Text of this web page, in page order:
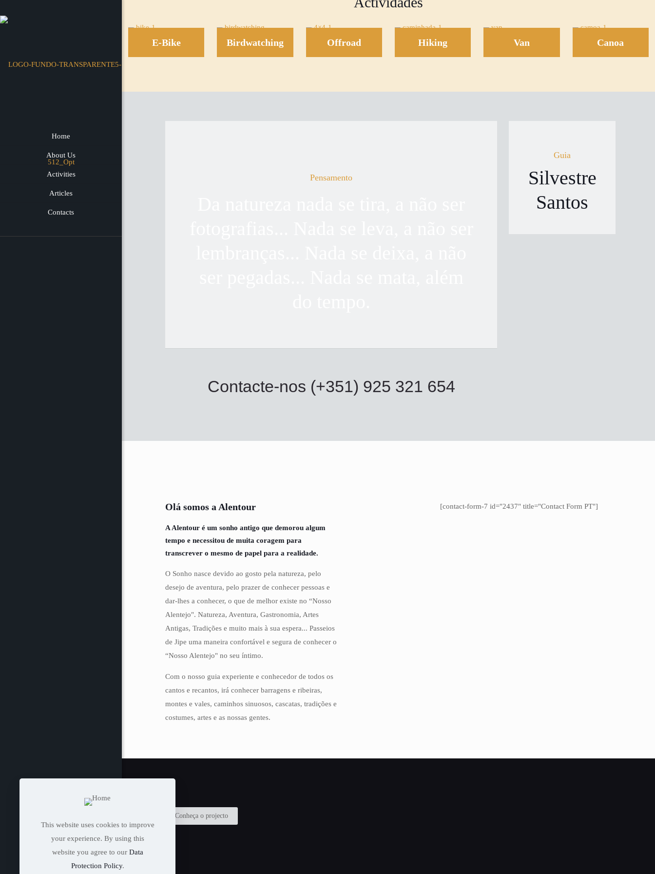
Home
About Us
Activities
Articles
Contacts
E-Bike Birdwatching Offroad Hiking Van Canoa
Pensamento
Contacte-nos (+351) 925 321 654
Guia
Silvestre
Santos
Olá somos a Alentour
A Alentour é um sonho antigo que demorou algum
tempo e necessitou de muita coragem para
transcrever o mesmo de papel para a realidade.
O Sonho nasce devido ao gosto pela natureza, pelo
desejo de aventura, pelo prazer de conhecer pessoas e
dar-lhes a conhecer, o que de melhor existe no “Nosso
Alentejo". Natureza, Aventura, Gastronomia, Artes
Antigas, Tradições e muito mais à sua espera... Passeios
de Jipe uma maneira confortável e segura de conhecer o
“Nosso Alentejo" no seu íntimo.
Com o nosso guia experiente e conhecedor de todos os
cantos e recantos, irá conhecer barragens e ribeiras,
montes e vales, caminhos sinuosos, cascatas, tradições e
costumes, artes e as nossas gentes.
[contact-form-7 id="2437" title="Contact Form PT"]
Conheça o projecto
This website uses cookies to improve
your experience. By using this
website you agree to our Data
Protection Policy.